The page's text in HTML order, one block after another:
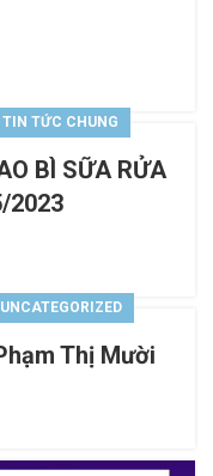
TIN TỨC CHUNG
BÌ SỮA RỬA
2023
UNCATEGORIZED
Thị Mười